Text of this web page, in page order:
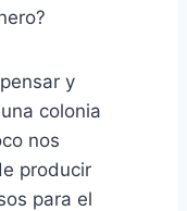
y
colonia
nos
producir
para el